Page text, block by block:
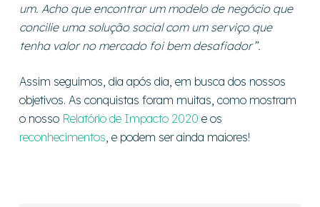
um. Acho que encontrar um modelo de negócio que
concilie uma solução social com um serviço que
tenha valor no mercado foi bem desafiador”.
Assim seguimos, dia após dia, em busca dos nossos
objetivos. As conquistas foram muitas, como mostram
o nosso Relatório de Impacto 2020 e os
reconhecimentos , e podem ser ainda maiores!